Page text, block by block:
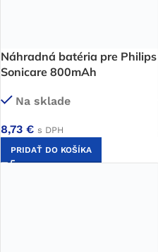
Náhradná batéria pre Philips
Sonicare 800mAh
Na sklade
8,73 € s DPH
PRIDAŤ DO KOŠÍKA